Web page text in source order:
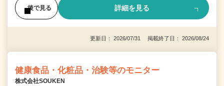
後で見る 詳細を見る
更新日： 2026/07/31 掲載終了日： 2026/08/24
健康食品・化粧品・治験等のモニター
株式会社SOUKEN